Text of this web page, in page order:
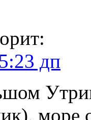
дп
море